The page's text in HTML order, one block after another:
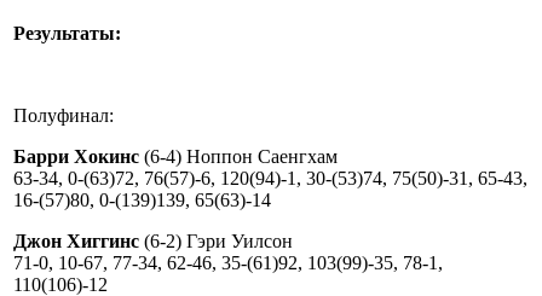
Результаты:
Полуфинал:
Барри Хокинс (6-4) Ноппон Саенгхам
63-34, 0-(63)72, 76(57)-6, 120(94)-1, 30-(53)74, 75(50)-31, 65-43,
16-(57)80, 0-(139)139, 65(63)-14
Джон Хиггинс (6-2) Гэри Уилсон
71-0, 10-67, 77-34, 62-46, 35-(61)92, 103(99)-35, 78-1,
110(106)-12